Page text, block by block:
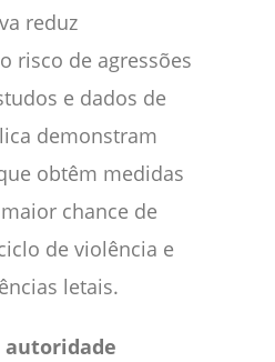
reduz
risco de agressões
e dados de
demonstram
obtêm medidas
chance de
de violência e
letais.
autoridade